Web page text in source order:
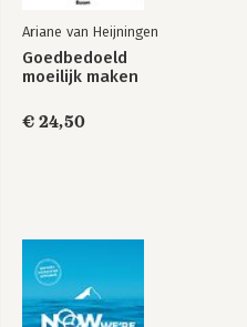
Ariane van Heijningen
Goedbedoeld
moeilijk maken
€ 24,50